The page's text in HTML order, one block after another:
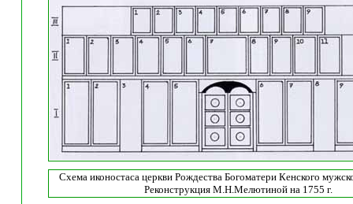
Схема иконостаса церкви Рождества Богоматери Кенского
Реконструкция М.Н.Мелютиной на 1755 г.